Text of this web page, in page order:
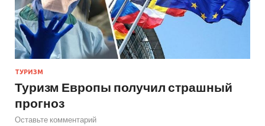
ТУРИЗМ
Туризм Европы получил страшный
прогноз
Оставьте комментарий